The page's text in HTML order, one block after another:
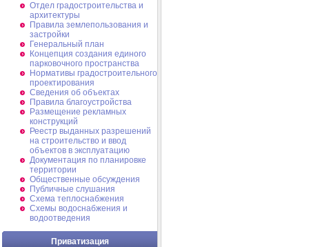
Отдел градостроительства и
архитектуры
Правила землепользования и
застройки
Генеральный план
Концепция создания единого
парковочного пространства
Нормативы градостроительного
проектирования
Сведения об объектах
Правила благоустройства
Размещение рекламных
конструкций
Реестр выданных разрешений
на строительство и ввод
объектов в эксплуатацию
Документация по планировке
территории
Общественные обсуждения
Публичные слушания
Схема теплоснабжения
Схемы водоснабжения и
водоотведения
Приватизация